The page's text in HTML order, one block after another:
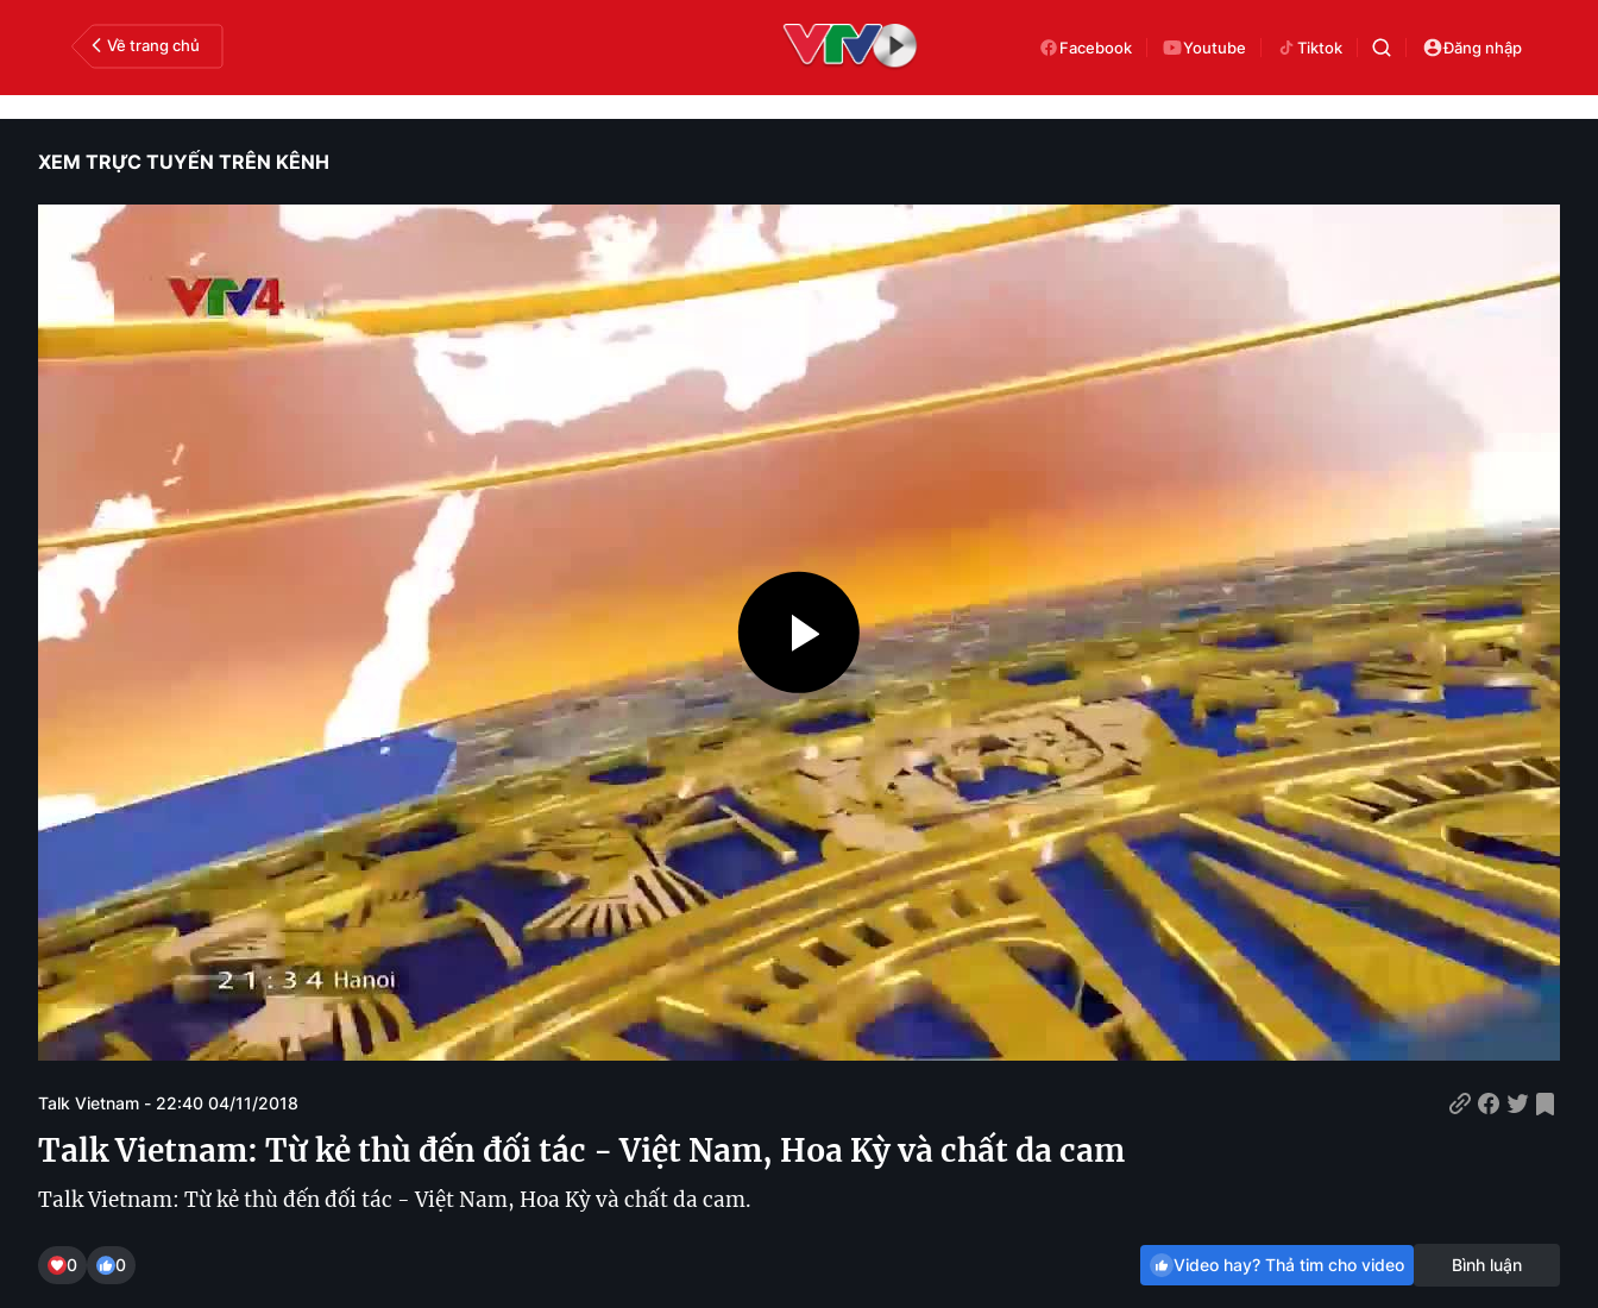
Về trang chủ Facebook Youtube Tiktok Đăng nhập
XEM TRỰC TUYẾN TRÊN KÊNH
Talk Vietnam - 22:40 04/11/2018
Talk Vietnam: Từ kẻ thù đến đối tác - Việt Nam, Hoa Kỳ và chất da cam
Talk Vietnam: Từ kẻ thù đến đối tác - Việt Nam, Hoa Kỳ và chất da cam.
0 0 Video hay? Thả tim cho video Bình luận